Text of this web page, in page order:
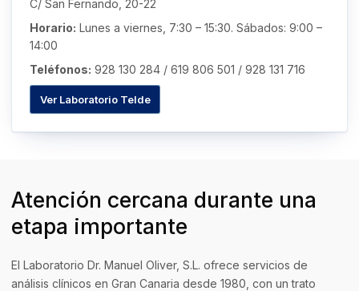
C/ San Fernando, 20-22
Horario: Lunes a viernes, 7:30 – 15:30. Sábados: 9:00 –
14:00
Teléfonos: 928 130 284 /619 806 501 /928 131 716
Ver Laboratorio Telde
Atención cercana durante una
etapa importante
El Laboratorio Dr. Manuel Oliver, S.L. ofrece servicios de
análisis clínicos en Gran Canaria desde 1980, con un trato